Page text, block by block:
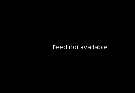
Feed not available